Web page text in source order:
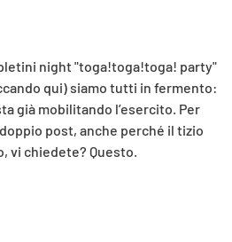
night "toga!toga!toga! party"
qui) siamo tutti in fermento:
già mobilitando l’esercito. Per
post, anche perché il tizio
vi chiedete? Questo.